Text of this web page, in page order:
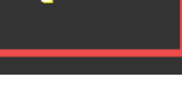
락처: 거창 시내